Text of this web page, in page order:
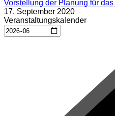
Vorstellung der Planung für
17. September 2020
Veranstaltungskalender